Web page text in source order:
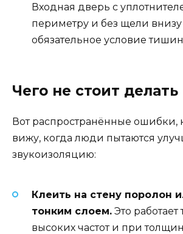
Входная дверь с
периметру и без щели
обязательное условие
Чего не стоит делать
Вот распространённые ошибки,
вижу, когда люди пытаются
звукоизоляцию:
Клеить на стену поролон
тонким слоем. Это работает
высоких частот и при